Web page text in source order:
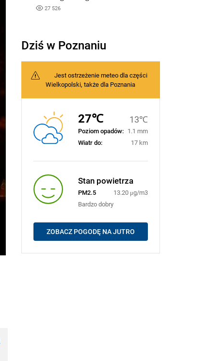
27 526
Dziś w Poznaniu
Jest ostrzeżenie meteo dla części
Wielkopolski, także dla Poznania
27℃ 13℃
Poziom opadów: 1.1 mm
Wiatr do:
17 km
Stan powietrza
PM2.5
13.20 μg/m3
Bardzo dobry
ZOBACZ POGODĘ NA JUTRO